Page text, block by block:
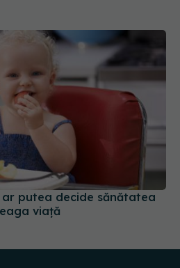
ar putea decide sănătatea
viață